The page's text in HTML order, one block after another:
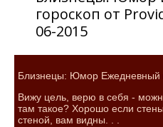
гороскоп от
06-2015
Близнецы: Юмор Ежедневный
Вижу цель, верю в себя -
там такое? Хорошо если
стеной, вам видны. . .